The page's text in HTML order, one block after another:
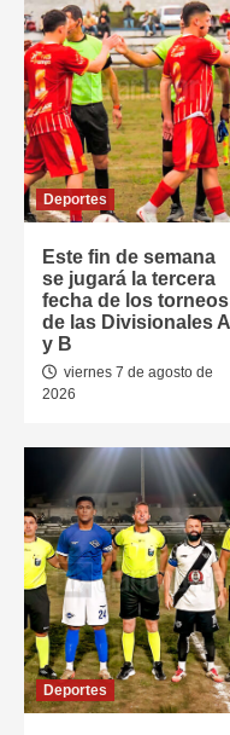
Deportes
Este fin de semana
se jugará la tercera
fecha de los torneos
de las Divisionales A
y B
viernes 7 de agosto de
2026
Deportes